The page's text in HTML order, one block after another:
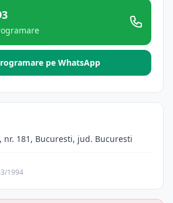
pe WhatsApp
nr. 181, Bucuresti, jud. Bucuresti
1994